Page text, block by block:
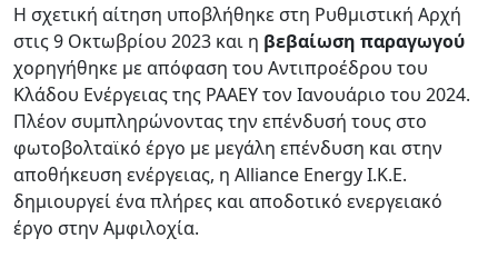
Η σχετική αίτηση υποβλήθηκε στη Ρυθμιστική Αρχή
στις 9 Οκτωβρίου 2023 και η βεβαίωση παραγωγού
χορηγήθηκε με απόφαση του Αντιπροέδρου του
Κλάδου Ενέργειας της ΡΑΑΕΥ τον Ιανουάριο του 2024.
Πλέον συμπληρώνοντας την επένδυσή τους στο
φωτοβολταϊκό έργο με μεγάλη επένδυση και στην
αποθήκευση ενέργειας, η Alliance Energy Ι.Κ.Ε.
δημιουργεί ένα πλήρες και αποδοτικό ενεργειακό
έργο στην Αμφιλοχία.